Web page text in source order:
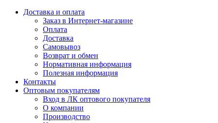
Доставка и оплата
Заказ в Интернет-магазине
Оплата
Доставка
Самовывоз
Возврат и обмен
Нормативная информация
Полезная информация
Контакты
Оптовым покупателям
Вход в ЛК оптового покупателя
О компании
Производство